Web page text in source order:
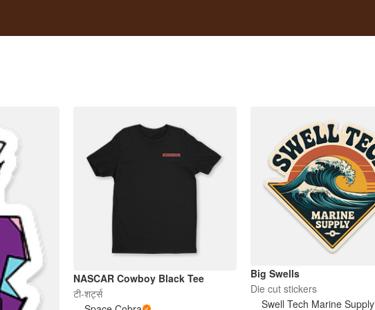
NASCAR Cowboy Black Tee
टी-शर्ट्स
Big Swells
Die cut stickers
Swell Tech Marine Supply